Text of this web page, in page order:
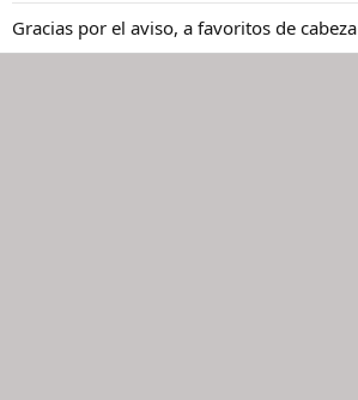
Gracias por el aviso, a favoritos de cabeza